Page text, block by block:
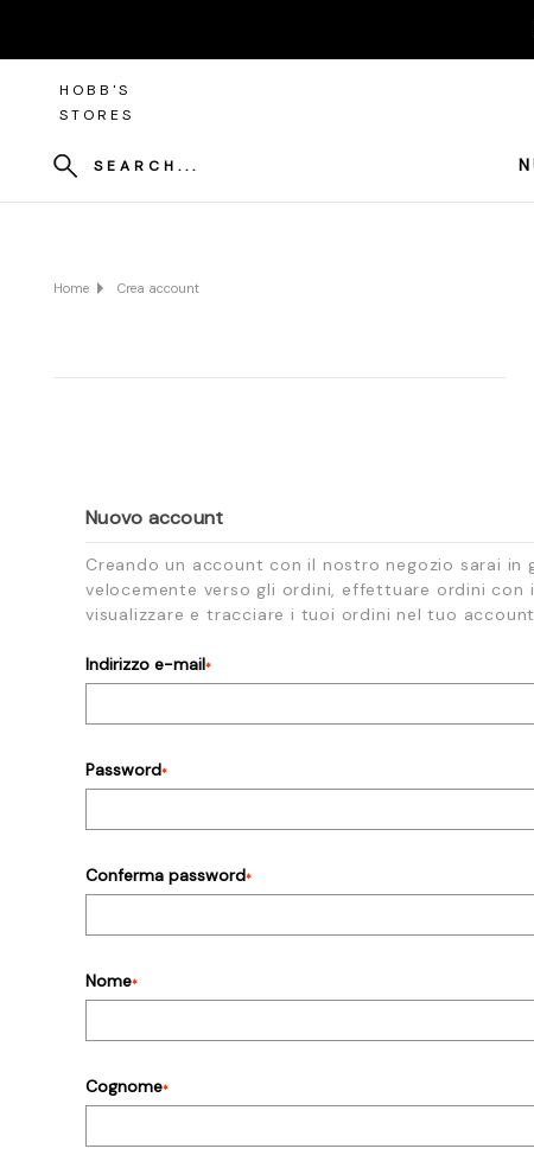
HOBB'S
STORES
SEARCH...
Home Crea account
Nuovo account
Creando un account con il nostro negozio sarai in
velocemente verso gli ordini, effettuare ordini con
visualizzare e tracciare i tuoi ordini nel tuo
Indirizzo e-mail*
Password*
Conferma password*
Nome*
Cognome*